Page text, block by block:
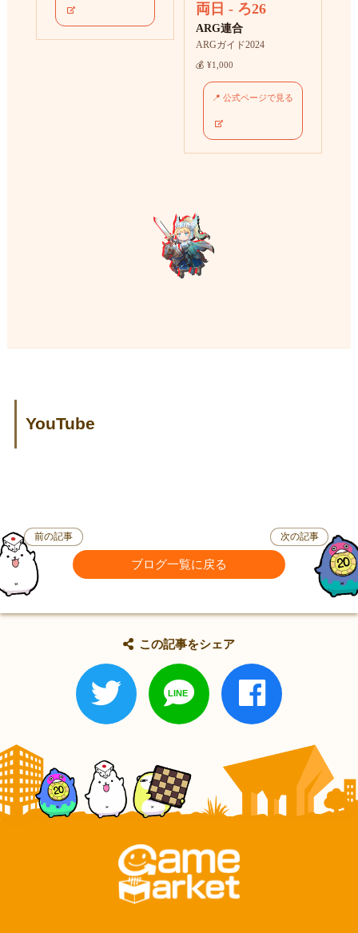
両日 - ろ26
ARG連合
ARGガイド2024
💰 ¥1,000
📍 公式ページで見る
YouTube
前の記事
ブログ一覧に戻る
次の記事
この記事をシェア